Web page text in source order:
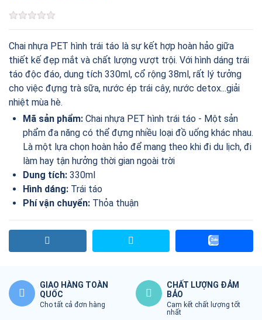
Chai nhựa PET hình trái táo là sự kết hợp hoàn hảo giữa
thiết kế đẹp mắt và chất lượng vượt trội. Với hình dáng trái
táo độc đáo, dung tích 330ml, cổ rộng 38ml, rất lý tưởng
cho việc đựng trà sữa, nước ép trái cây, nước detox...giải
nhiệt mùa hè.
Mã sản phẩm: Chai nhựa PET hình trái táo - Một sản
phẩm đa năng có thể đựng nhiều loại đồ uống khác nhau.
Là một lựa chọn hoàn hảo để mang theo khi đi du lịch, đi
làm hay tận hưởng thời gian ngoài trời
Dung tích: 330ml
Hình dáng: Trái táo
Phí vận chuyển: Thỏa thuận
GIAO HÀNG TOÀN
QUỐC
Cho tất cả đơn hàng
CHẤT LƯỢNG ĐẢM
BẢO
Cam kết chất lượng tốt
nhất